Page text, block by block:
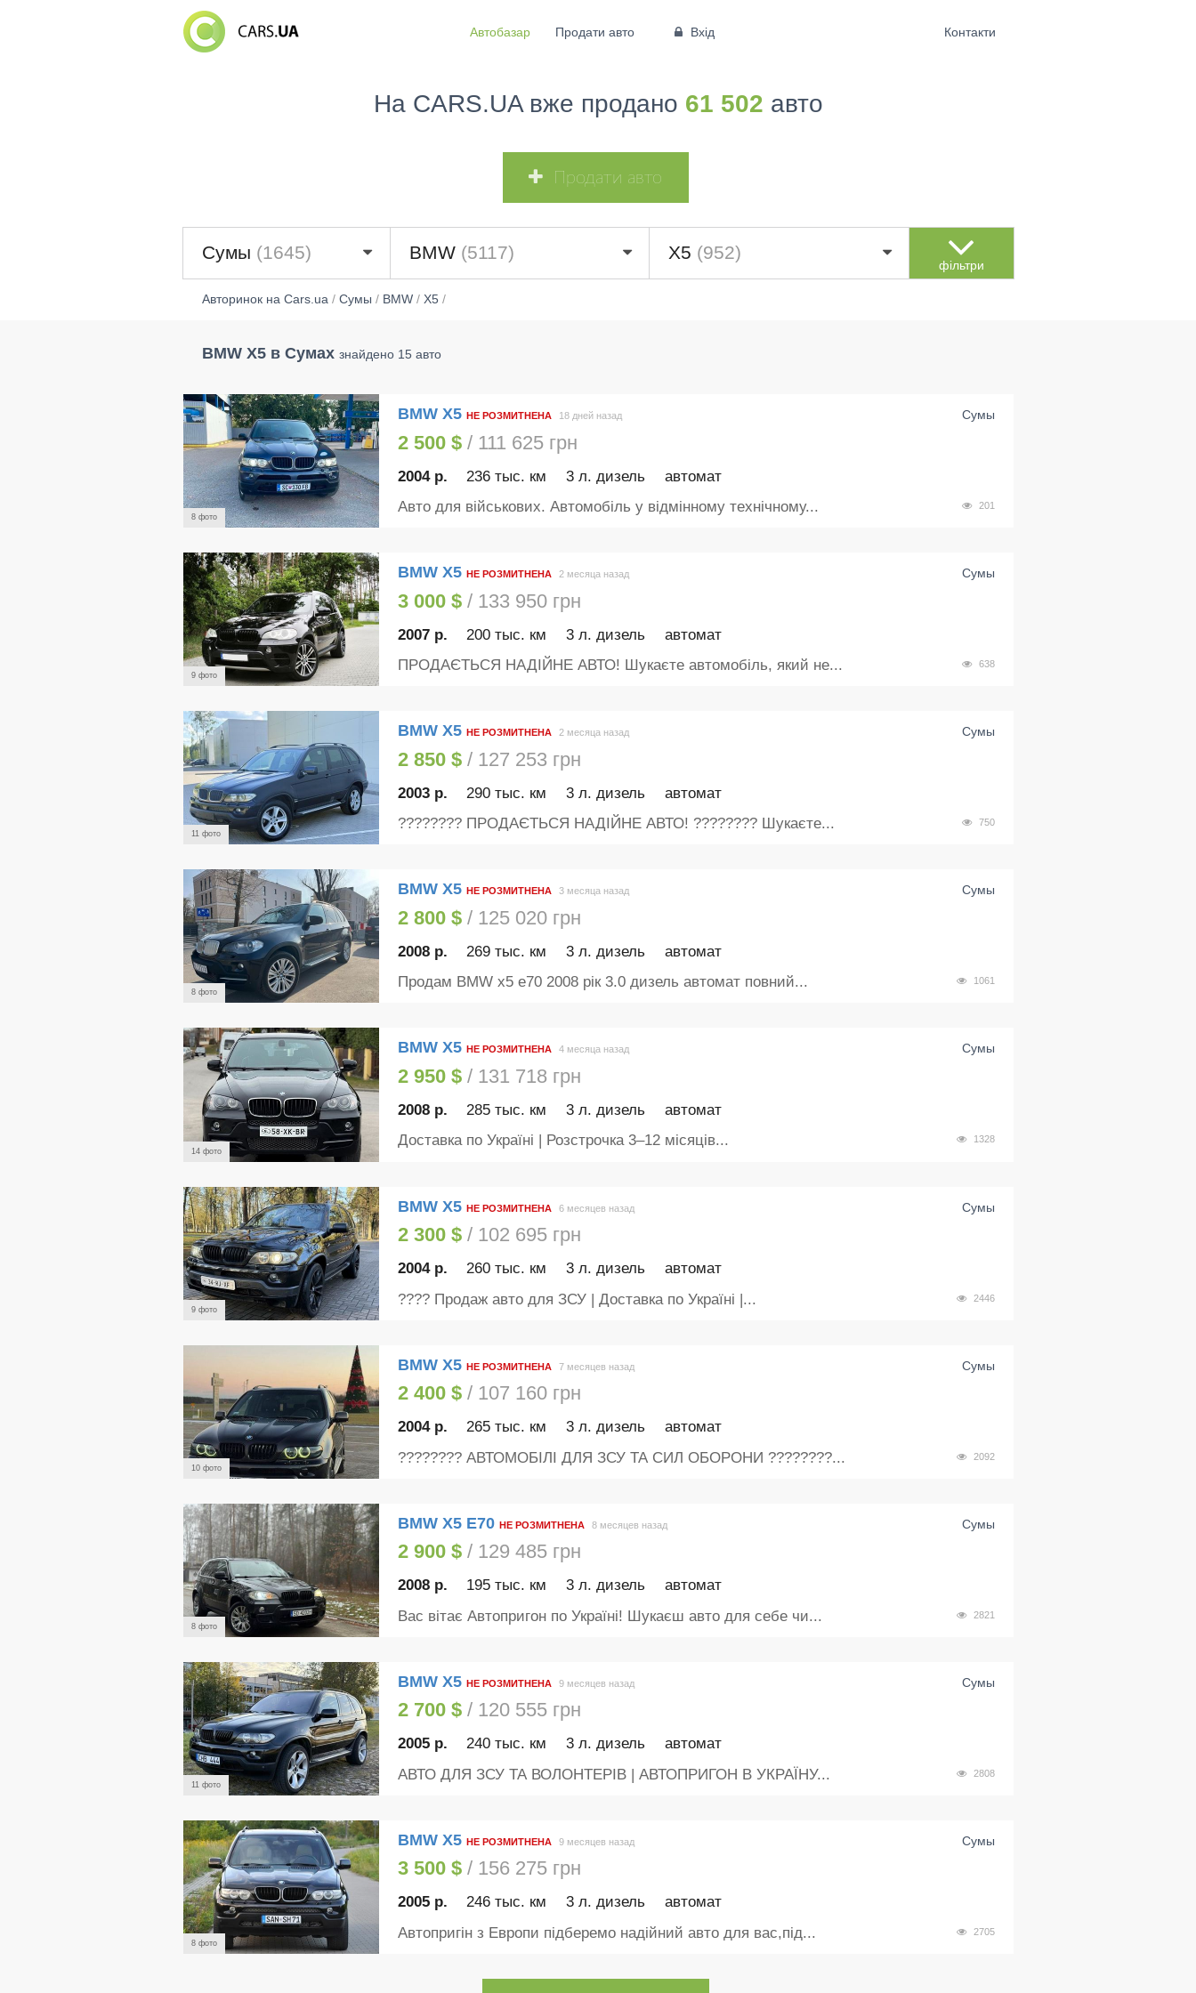
Автобазар Продати авто Вхід Контакти
На CARS.UA вже продано 61 502 авто
Продати авто
Сумы (1645) BMW (5117) X5 (952)
фільтри
Авторинок на Cars.ua/ Сумы / BMW/ X5/
BMW X5 в Сумах знайдено 15 авто
8 фото
BMW X5 НЕ РОЗМИТНЕНА Сумы
18 дней назад
2 500 $/ 111 625 грн
2004 р. 236 тыс. км 3 л. дизель автомат
201
Авто для військових. Автомобіль у відмінному технічному...
9 фото
BMW X5 НЕ РОЗМИТНЕНА Сумы
2 месяца назад
3 000 $/ 133 950 грн
2007 р. 200 тыс. км 3 л. дизель автомат
638
ПРОДАЄТЬСЯ НАДІЙНЕ АВТО! Шукаєте автомобіль, який не...
11 фото
BMW X5 НЕ РОЗМИТНЕНА Сумы
2 месяца назад
2 850 $/ 127 253 грн
2003 р. 290 тыс. км 3 л. дизель автомат
750
???????? ПРОДАЄТЬСЯ НАДІЙНЕ АВТО! ???????? Шукаєте...
8 фото
BMW X5 НЕ РОЗМИТНЕНА Сумы
3 месяца назад
2 800 $/ 125 020 грн
2008 р. 269 тыс. км 3 л. дизель автомат
1061
Продам BMW x5 e70 2008 рік 3.0 дизель автомат повний...
14 фото
BMW X5 НЕ РОЗМИТНЕНА Сумы
4 месяца назад
2 950 $/ 131 718 грн
2008 р. 285 тыс. км 3 л. дизель автомат
1328
Доставка по Україні | Розстрочка 3–12 місяців...
9 фото
BMW X5 НЕ РОЗМИТНЕНА Сумы
6 месяцев назад
2 300 $/ 102 695 грн
2004 р. 260 тыс. км 3 л. дизель автомат
2446
???? Продаж авто для ЗСУ | Доставка по Україні |...
10 фото
BMW X5 НЕ РОЗМИТНЕНА Сумы
7 месяцев назад
2 400 $/ 107 160 грн
2004 р. 265 тыс. км 3 л. дизель автомат
2092
???????? АВТОМОБІЛІ ДЛЯ ЗСУ ТА СИЛ ОБОРОНИ ????????...
8 фото
BMW X5 Е70 НЕ РОЗМИТНЕНА Сумы
8 месяцев назад
2 900 $/ 129 485 грн
2008 р. 195 тыс. км 3 л. дизель автомат
2821
Вас вітає Автопригон по Україні! Шукаєш авто для себе чи...
11 фото
BMW X5 НЕ РОЗМИТНЕНА Сумы
9 месяцев назад
2 700 $/ 120 555 грн
2005 р. 240 тыс. км 3 л. дизель автомат
2808
АВТО ДЛЯ ЗСУ ТА ВОЛОНТЕРІВ | АВТОПРИГОН В УКРАЇНУ...
8 фото
BMW X5 НЕ РОЗМИТНЕНА Сумы
9 месяцев назад
3 500 $/ 156 275 грн
2005 р. 246 тыс. км 3 л. дизель автомат
2705
Автопригін з Европи підберемо надійний авто для вас,під...